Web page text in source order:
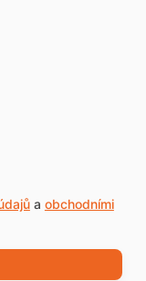
a obchodními